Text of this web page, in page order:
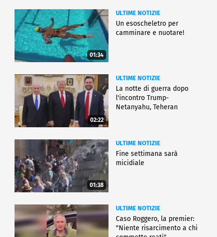
01:34
ULTIME NOTIZIE
Un esoscheletro per
camminare e nuotare!
02:22
ULTIME NOTIZIE
La notte di guerra dopo
l'incontro Trump-
Netanyahu, Teheran
01:38
ULTIME NOTIZIE
Fine settimana sarà
micidiale
ULTIME NOTIZIE
Caso Roggero, la premier:
"Niente risarcimento a chi